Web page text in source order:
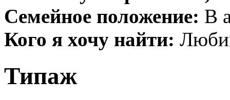
Семейное положение: В
Кого я хочу найти:
Типаж